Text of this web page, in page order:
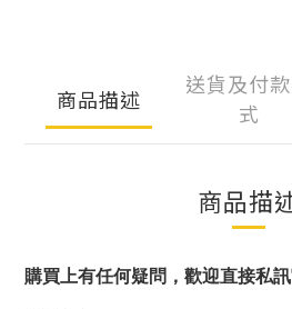
商品描述
送貨及付
式
商品描
購買上有任何疑問，歡迎直接私